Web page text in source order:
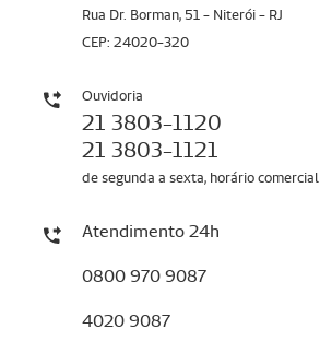
Rua Dr. Borman, 51 - Niterói - RJ
CEP: 24020-320
Ouvidoria
21 3803-1120
21 3803-1121
de segunda a sexta, horário comercial
Atendimento 24h
0800 970 9087
4020 9087